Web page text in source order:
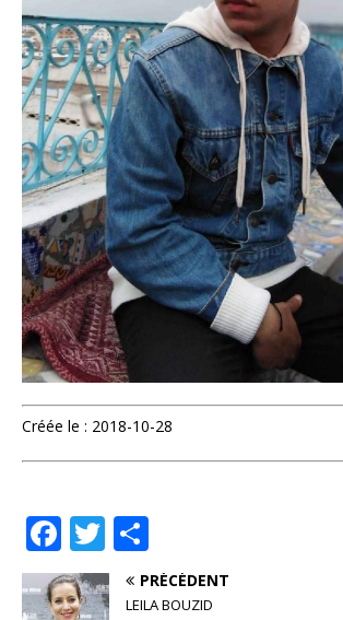
Créée le : 2018-10-28
F
a
c
T
w
it
ar
ta
PRÉCÉDENT
LEILA BOUZID